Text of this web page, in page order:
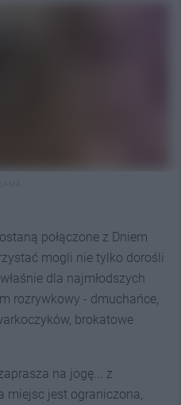
połączone z Dniem
mogli nie tylko dorośli
dla najmłodszych
rozrywkowy - dmuchańce,
brokatowe
na jogę... z
miejsc jest ograniczona,